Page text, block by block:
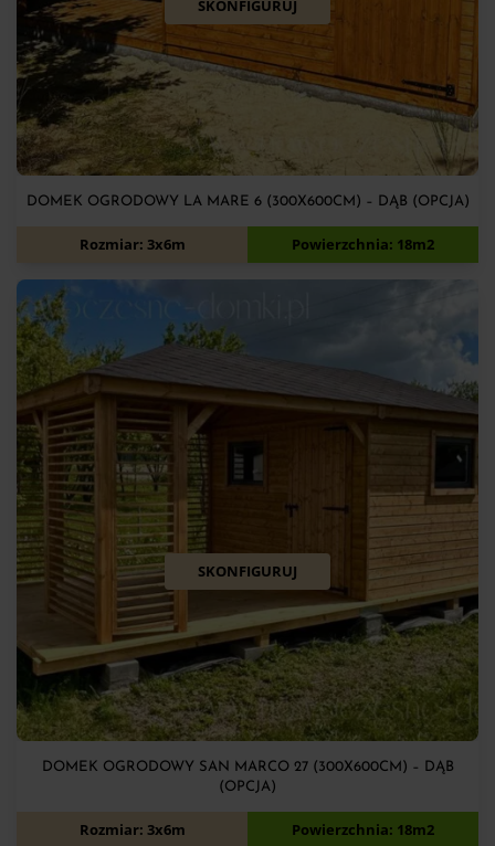
SKONFIGURUJ
DOMEK OGRODOWY LA MARE 6 (300X600CM) – DĄB (OPCJA)
12 200zł
Rozmiar: 3x6m Powierzchnia: 18m2
SKONFIGURUJ
DOMEK OGRODOWY SAN MARCO 27 (300X600CM) – DĄB
(OPCJA)
12 050zł
Rozmiar: 3x6m Powierzchnia: 18m2